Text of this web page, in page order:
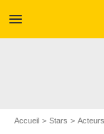
menu
Accueil Stars Acteurs